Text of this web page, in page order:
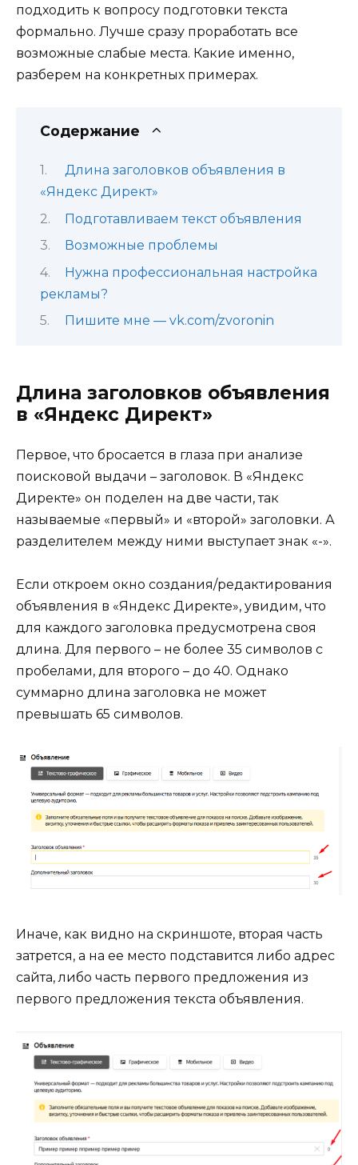
подходить к вопросу подготовки текста
формально. Лучше сразу проработать все
возможные слабые места. Какие именно,
разберем на конкретных примерах.
Содержание
Длина заголовков объявления в
«Яндекс Директ»
Подготавливаем текст объявления
Возможные проблемы
Нужна профессиональная настройка
рекламы?
Пишите мне — vk.com/zvoronin
Длина заголовков объявления
в «Яндекс Директ»
Первое, что бросается в глаза при анализе
поисковой выдачи – заголовок. В «Яндекс
Директе» он поделен на две части, так
называемые «первый» и «второй» заголовки. А
разделителем между ними выступает знак «-».
Если откроем окно создания/редактирования
объявления в «Яндекс Директе», увидим, что
для каждого заголовка предусмотрена своя
длина. Для первого – не более 35 символов с
пробелами, для второго – до 40. Однако
суммарно длина заголовка не может
превышать 65 символов.
Иначе, как видно на скриншоте, вторая часть
затрется, а на ее место подставится либо адрес
сайта, либо часть первого предложения из
первого предложения текста объявления.